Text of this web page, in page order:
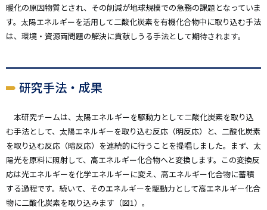
暖化の原因物質とされ、その削減が地球規模での急務の課題となっていま
す。太陽エネルギーを活用して二酸化炭素を有機化合物中に取り込む手法
は、環境・資源両問題の解決に貢献しうる手法として期待されます。
研究手法・成果
本研究チームは、太陽エネルギーを駆動力として二酸化炭素を取り込
む手法として、太陽エネルギーを取り込む反応（明反応）と、二酸化炭素
を取り込む反応（暗反応）を連続的に行うことを提唱しました。まず、太
陽光を原料に照射して、高エネルギー化合物へと変換します。この変換反
応は光エネルギーを化学エネルギーに変え、高エネルギー化合物に蓄積
する過程です。続いて、そのエネルギーを駆動力として高エネルギー化合
物に二酸化炭素を取り込みます（図1）。